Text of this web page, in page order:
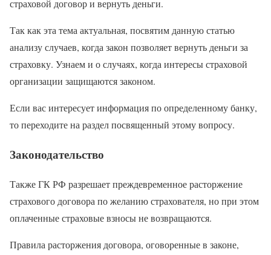
страховой договор и вернуть деньги.
Так как эта тема актуальная, посвятим данную статью
анализу случаев, когда закон позволяет вернуть деньги за
страховку. Узнаем и о случаях, когда интересы страховой
организации защищаются законом.
Если вас интересует информация по определенному банку,
то переходите на раздел посвященный этому вопросу.
Законодательство
Также ГК РФ разрешает преждевременное расторжение
страхового договора по желанию страхователя, но при этом
оплаченные страховые взносы не возвращаются.
Правила расторжения договора, оговоренные в законе,